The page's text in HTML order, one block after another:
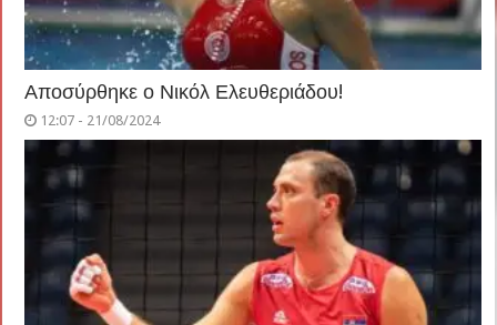
Αποσύρθηκε ο Νικόλ Ελευθεριάδου!
12:07 - 21/08/2024